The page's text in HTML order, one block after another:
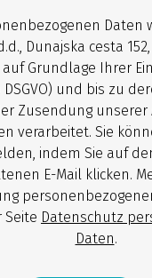
Daten
Dunajska cesta
Grundlage Ihrer
DSGVO) und bis zu
Zusendung
verarbeitet. Sie
indem Sie auf
E-Mail klicken.
Seite Datenschutz
Daten.